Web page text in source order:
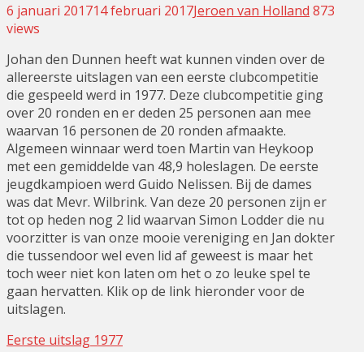
6 januari 201714 februari 2017Jeroen van Holland Leave
873
views
Johan den Dunnen heeft wat kunnen vinden over de
allereerste uitslagen van een eerste clubcompetitie
die gespeeld werd in 1977. Deze clubcompetitie ging
over 20 ronden en er deden 25 personen aan mee
waarvan 16 personen de 20 ronden afmaakte.
Algemeen winnaar werd toen Martin van Heykoop
met een gemiddelde van 48,9 holeslagen. De eerste
jeugdkampioen werd Guido Nelissen. Bij de dames
was dat Mevr. Wilbrink. Van deze 20 personen zijn er
tot op heden nog 2 lid waarvan Simon Lodder die nu
voorzitter is van onze mooie vereniging en Jan dokter
die tussendoor wel even lid af geweest is maar het
toch weer niet kon laten om het o zo leuke spel te
gaan hervatten. Klik op de link hieronder voor de
uitslagen.
Eerste uitslag 1977